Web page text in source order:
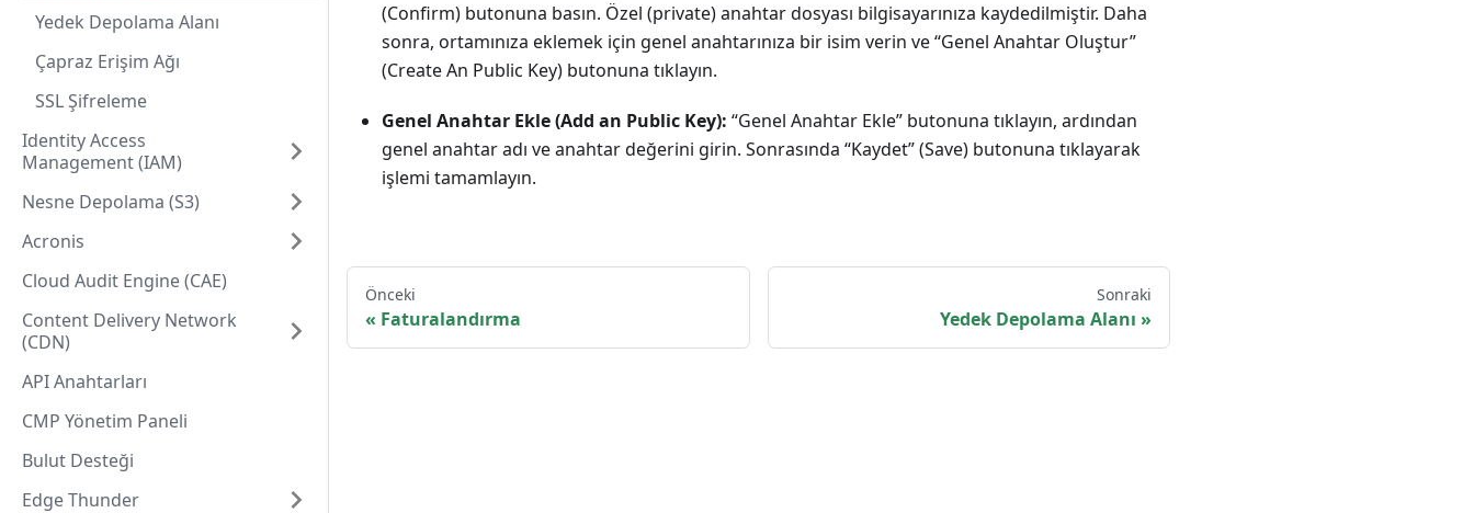
Yedek Depolama Alanı
Çapraz Erişim Ağı
SSL Şifreleme
Identity Access
Management (IAM)
Nesne Depolama (S3)
Acronis
Cloud Audit Engine (CAE)
Content Delivery Network
(CDN)
API Anahtarları
CMP Yönetim Paneli
Bulut Desteği
Edge Thunder
(Confirm) butonuna basın. Özel (private) anahtar dosyası bilgisayarınıza kaydedilmiştir. Daha
sonra, ortamınıza eklemek için genel anahtarınıza bir isim verin ve “Genel Anahtar Oluştur”
(Create An Public Key) butonuna tıklayın.
Genel Anahtar Ekle (Add an Public Key): “Genel Anahtar Ekle” butonuna tıklayın, ardından
genel anahtar adı ve anahtar değerini girin. Sonrasında “Kaydet” (Save) butonuna tıklayarak
işlemi tamamlayın.
Önceki
Faturalandırma
Sonraki
Yedek Depolama Alanı